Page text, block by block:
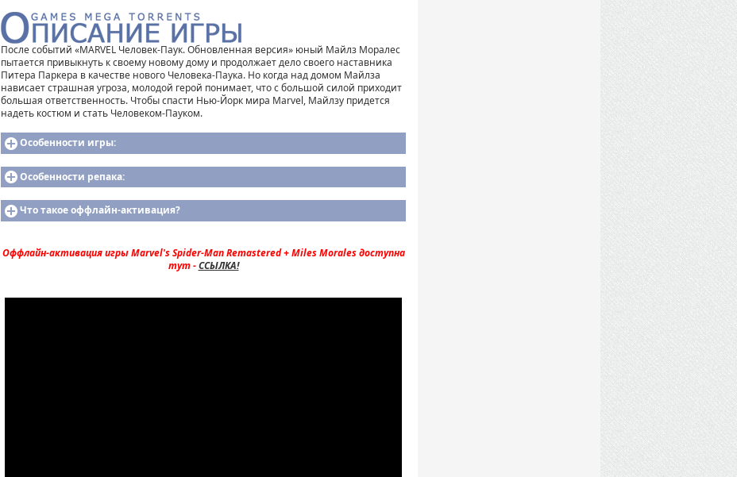
После событий «MARVEL Человек-Паук. Обновленная версия» юный Майлз Моралес
пытается привыкнуть к своему новому дому и продолжает дело своего наставника
Питера Паркера в качестве нового Человека-Паука. Но когда над домом Майлза
нависает страшная угроза, молодой герой понимает, что с большой силой приходит
большая ответственность. Чтобы спасти Нью-Йорк мира Marvel, Майлзу придется
надеть костюм и стать Человеком-Пауком.
Особенности игры:
Особенности репака:
Что такое оффлайн-активация?
Оффлайн-активация игры Marvel's Spider-Man Remastered + Miles Morales доступна
тут -ССЫЛКА!